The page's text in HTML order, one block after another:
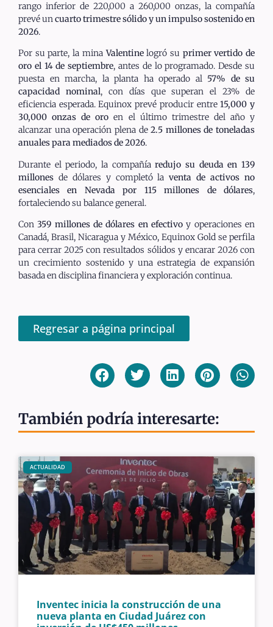
rango inferior de 220,000 a 260,000 onzas, la compañía
prevé uncuarto trimestre sólido y un impulso sostenido en
2026.
Por su parte, la minaValentinelogró su primer vertido de
oro el 14 de septiembre, antes de lo programado. Desde su
puesta en marcha, la planta ha operado al 57% de su
capacidad nominal, con días que superan el 23% de
eficiencia esperada. Equinox prevé producir entre15,000 y
30,000 onzas de oro en el último trimestre del año y
alcanzar una operación plena de2.5 millones de toneladas
anuales para mediados de 2026.
Durante el periodo, la compañíaredujo su deuda en 139
millones de dólares y completó laventa de activos no
esenciales en Nevada por 115 millones de dólares,
fortaleciendo su balance general.
Con359 millones de dólares en efectivo y operaciones en
Canadá, Brasil, Nicaragua y México, Equinox Gold se perfila
para cerrar 2025 con resultados sólidos y encarar 2026 con
un crecimiento sostenido y una estrategia de expansión
basada en disciplina financiera y exploración continua.
Regresar a página principal
También podría interesarte:
ACTUALIDAD
Inventec inicia la construcción de una
nueva planta en Ciudad Juárez con